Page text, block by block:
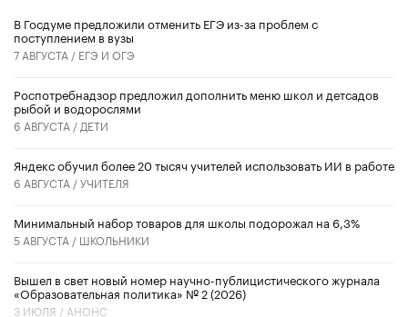
В Госдуме предложили отменить ЕГЭ из-за проблем с
поступлением в вузы
7 АВГУСТА / ЕГЭ И ОГЭ
Роспотребнадзор предложил дополнить меню школ и детсадов
рыбой и водорослями
6 АВГУСТА / ДЕТИ
​Яндекс обучил более 20 тысяч учителей использовать ИИ в работе
6 АВГУСТА /УЧИТЕЛЯ
Минимальный набор товаров для школы подорожал на 6,3%
5 АВГУСТА / ШКОЛЬНИКИ
Вышел в свет новый номер научно-публицистического журнала
«Образовательная политика» № 2 (2026)
3 ИЮЛЯ / АНОНС